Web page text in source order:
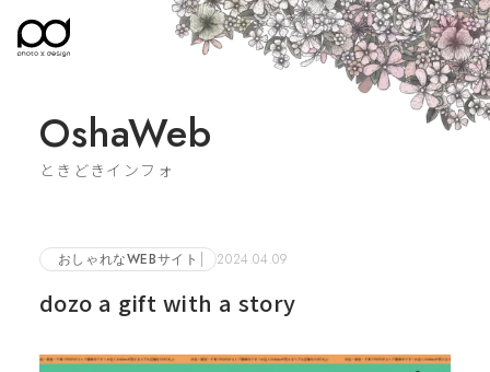
OshaWeb
ときどきインフォ
おしゃれなWEBサイト 2024.04.09
dozo a gift with a story